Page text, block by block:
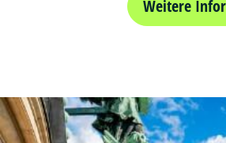
Weitere